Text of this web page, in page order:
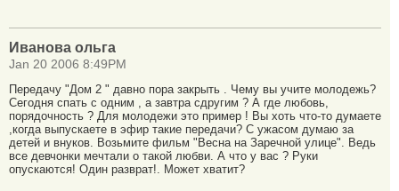
Иванова ольга
Jan 20 2006 8:49PM
Передачу "Дом 2 " давно пора закрыть . Чему вы учите молодежь?
Сегодня спать с одним , а завтра сдругим ? А где любовь,
порядочность ? Для молодежи это пример ! Вы хоть что-то думаете
,когда выпускаете в эфир такие передачи? С ужасом думаю за
детей и внуков. Возьмите фильм "Весна на Заречной улице". Ведь
все девчонки мечтали о такой любви. А что у вас ? Руки
опускаются! Один разврат!. Может хватит?